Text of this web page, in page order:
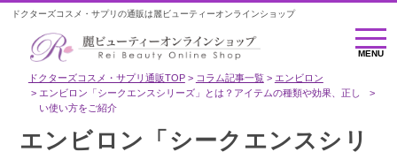
ドクターズコスメ・サプリの通販は麗ビューティーオンラインショップ
MENU
MENU
ドクターズコスメ・サプリ通販TOP コラム記事一覧
エンビロン
エンビロン「シークエンスシリーズ」とは？アイテムの種類や効果、正し
い使い方をご紹介
エンビロン「シークエンスシリ